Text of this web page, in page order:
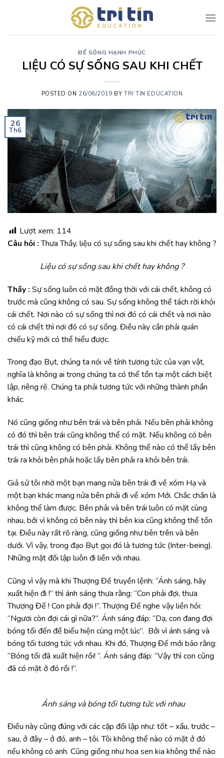
ĐỂ SỐNG HẠNH PHÚC
LIỆU CÓ SỰ SỐNG SAU KHI CHẾT
POSTED ON 26/06/2019 BY TRI TIN EDUCATION
26
Th6
Lượt xem: 114
Câu hỏi :Thưa Thầy, liệu có sự sống sau khi chết hay không ?
Liệu có sự sống sau khi chết hay không ?
Thầy : Sự sống luôn có mặt đồng thời với cái chết, không có
trước mà cũng không có sau. Sự sống không thể tách rời khỏi
cái chết. Nơi nào có sự sống thì nơi đó có cái chết và nơi nào
có cái chết thì nơi đó có sự sống. Điều này cần phải quán
chiếu kỹ mới có thể hiểu được.
Trong đạo Bụt, chúng ta nói về tính tương tức của vạn vật,
nghĩa là không ai trong chúng ta có thể tồn tại một cách biệt
lập, riêng rẽ. Chúng ta phải tương tức với những thành phần
khác.
Nó cũng giống như bên trái và bên phải. Nếu bên phải không
có đó thì bên trái cũng không thể có mặt. Nếu không có bên
trái thì cũng không có bên phải. Không thể nào có thể lấy bên
trái ra khỏi bên phải hoặc lấy bên phải ra khỏi bên trái.
Giả sử tôi nhờ một bạn mang nửa bên trái đi về xóm Hạ và
một bạn khác mang nửa bên phải đi về xóm Mới. Chắc chắn là
không thể làm được. Bên phải và bên trái luôn có mặt cùng
nhau, bởi vì không có bên này thì bên kia cũng không thể tồn
tại. Điều này rất rõ ràng, cũng giống như bên trên và bên
dưới. Vì vậy, trong đạo Bụt gọi đó là tương tức (Inter-being).
Những mặt đối lập luôn đi liền với nhau.
Cũng vì vậy mà khi Thượng Đế truyền lệnh: “Ánh sáng, hãy
xuất hiện đi !” thì ánh sáng thưa rằng: “Con phải đợi, thưa
Thượng Đế ! Con phải đợi !”. Thượng Đế nghe vậy liền hỏi:
“Ngươi còn đợi cái gì nữa?”. Ánh sáng đáp: “Dạ, con đang đợi
bóng tối đến để biểu hiện cùng một lúc”. Bởi vì ánh sáng và
bóng tối tương tức với nhau. Khi đó, Thượng Đế mới bảo rằng:
“Bóng tối đã xuất hiện rồi! “. Ánh sáng đáp: “Vậy thì con cũng
đã có mặt ở đó rồi !”.
Ánh sáng và bóng tối tương tức với nhau
Điều này cũng đúng với các cặp đối lập như: tốt – xấu, trước –
sau, ở đây – ở đó, anh – tôi. Tôi không thể nào có mặt ở đó
nếu không có anh. Cũng giống như hoa sen kia không thể nào